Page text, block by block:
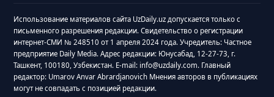
Использование материалов сайта UzDaily.uz допускается только с
письменного разрешения редакции. Свидетельство о регистрации
интернет-СМИ № 248510 от 1 апреля 2024 года. Учредитель: Частное
предприятие Daily Media. Адрес редакции: Юнусабад, 12-27-73, г.
Ташкент, 100180, Узбекистан. E-mail: info@uzdaily.com. Главный
редактор: Umarov Anvar Abrardjanovich Мнения авторов в публикациях
могут не совпадать с позицией редакции.